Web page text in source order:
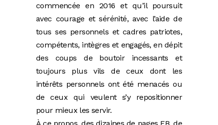
commencée en 2016 et qu’il poursuit
avec courage et sérénité, avec l’aide de
tous ses personnels et cadres patriotes,
compétents, intègres et engagés, en dépit
des coups de boutoir incessants et
toujours plus vils de ceux dont les
intérêts personnels ont été menacés ou
de ceux qui veulent s’y repositionner
pour mieux les servir.
À ce propos, des dizaines de pages FB, de